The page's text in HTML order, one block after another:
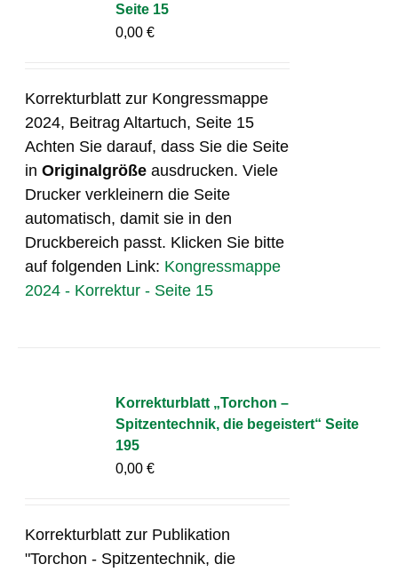
Seite 15
0,00€
Korrekturblatt zur Kongressmappe
2024, Beitrag Altartuch, Seite 15
Achten Sie darauf, dass Sie die Seite
inOriginalgröße ausdrucken. Viele
Drucker verkleinern die Seite
automatisch, damit sie in den
Druckbereich passt. Klicken Sie bitte
auf folgenden Link: Kongressmappe
2024 - Korrektur - Seite 15
Korrekturblatt „Torchon –
Spitzentechnik, die begeistert“ Seite
195
0,00€
Korrekturblatt zur Publikation
"Torchon - Spitzentechnik, die